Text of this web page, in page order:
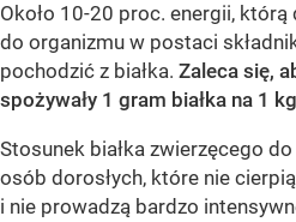
Około 10-20 proc. energii,
do organizmu w postaci
pochodzić z białka. Zaleca się,
spożywały 1 gram białka na 1
Stosunek białka zwierzęcego
osób dorosłych, które nie
i nie prowadzą bardzo